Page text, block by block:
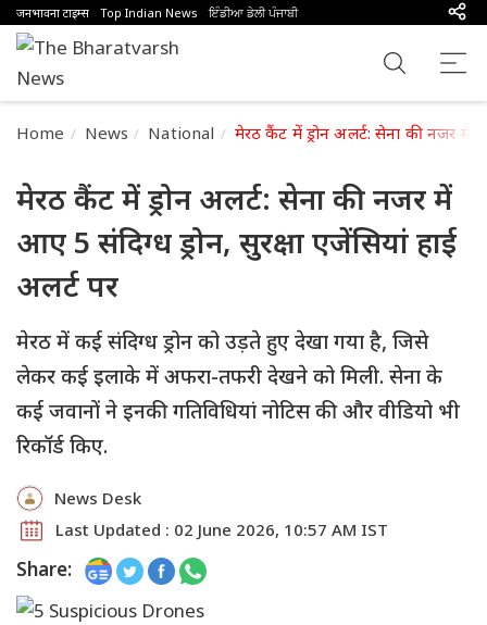
जनभावना टाइम्स Top Indian News ਇੰਡੀਆ ਡੇਲੀ ਪੰਜਾਬੀ
Home News National मेरठ कैंट में ड्रोन अलर्ट: सेना की नजर में
मेरठ कैंट में ड्रोन अलर्ट: सेना की नजर में
आए 5 संदिग्ध ड्रोन, सुरक्षा एजेंसियां हाई
अलर्ट पर
मेरठ में कई संदिग्ध ड्रोन को उड़ते हुए देखा गया है, जिसे
लेकर कई इलाके में अफरा-तफरी देखने को मिली. सेना के
कई जवानों ने इनकी गतिविधियां नोटिस की और वीडियो भी
रिकॉर्ड किए.
News Desk
Last Updated : 02 June 2026, 10:57 AM IST
Share: